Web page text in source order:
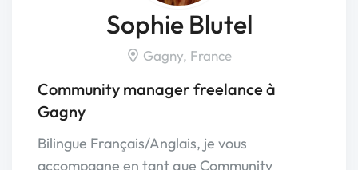
Sophie Blutel
Gagny, France
Community manager freelance à
Gagny
Bilingue Français/Anglais, je vous
accompagne en tant que Community